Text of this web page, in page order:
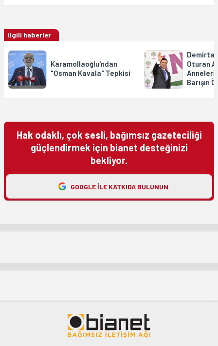
ilgili haberler
Karamollaoğlu'ndan
"Osman Kavala" Tepkisi
Oturan
Anneleri
Barışın
Hak odaklı, çok sesli, bağımsız gazeteciliği
güçlendirmek için bianet desteğinizi
bekliyor.
GOOGLE ILE KATKIDA BULUNUN